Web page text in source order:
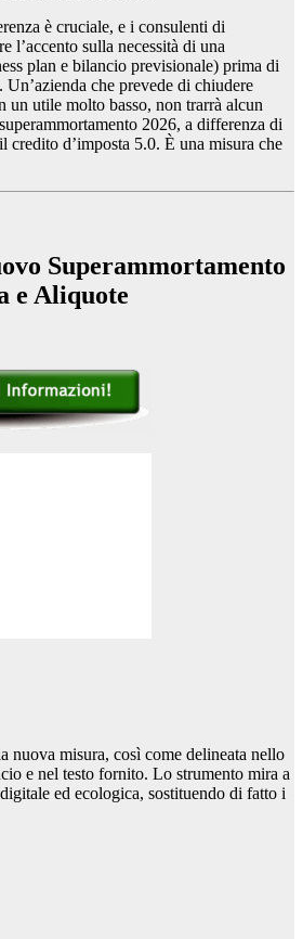
è cruciale, e i consulenti di
l’accento sulla necessità di una
plan e bilancio previsionale) prima di
che prevede di chiudere
un utile molto basso, non trarrà alcun
2026, a differenza di
credito d’imposta 5.0. È una misura che
Superammortamento
e Aliquote
nuova misura, così come delineata nello
e nel testo fornito. Lo strumento mira a
ed ecologica, sostituendo di fatto i